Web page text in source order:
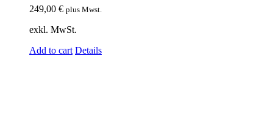
249,00 € plus Mwst.
exkl. MwSt.
Add to cart Details